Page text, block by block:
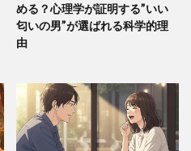
める？心理学が証明する”いい
匂いの男”が選ばれる科学的理
由